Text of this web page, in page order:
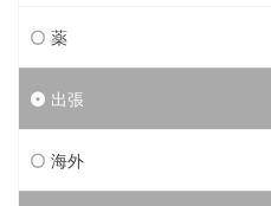
薬
出張
海外